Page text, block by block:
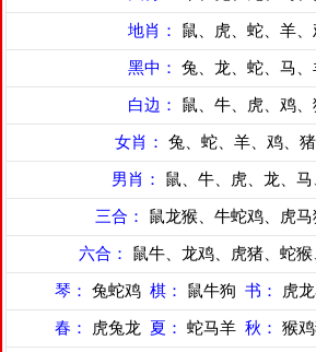
地肖： 鼠、虎、蛇、羊
黑中： 兔、龙、蛇、马
白边： 鼠、牛、虎、鸡
女肖： 兔、蛇、羊、鸡、
男肖： 鼠、牛、虎、龙、
三合： 鼠龙猴、牛蛇鸡、虎
六合： 鼠牛、龙鸡、虎猪、蛇
琴： 兔蛇鸡 棋： 鼠牛狗 书： 虎
春：
虎兔龙 夏： 蛇马羊 秋： 猴